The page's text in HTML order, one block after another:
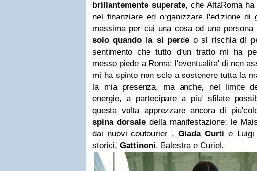
brillantemente superate, che AltaRoma
nel finanziare ed organizzare l'edizione di
massima per cui una cosa od una persona
solo quando la si perdeo si rischia di
sentimento che tutto d'un tratto mi ha
messo piede a Roma; l'eventualita' di non
mi ha spinto non solo a sostenere tutta la
la mia presenza, ma anche, nel limite
energie, a partecipare a piu' sfilate
questa volta apprezzare ancora di
spina dorsale della manifestazione: le
dai nuovi coutourier , Giada Curti e Luigi
storici, Gattinoni, Balestra e Curiel.